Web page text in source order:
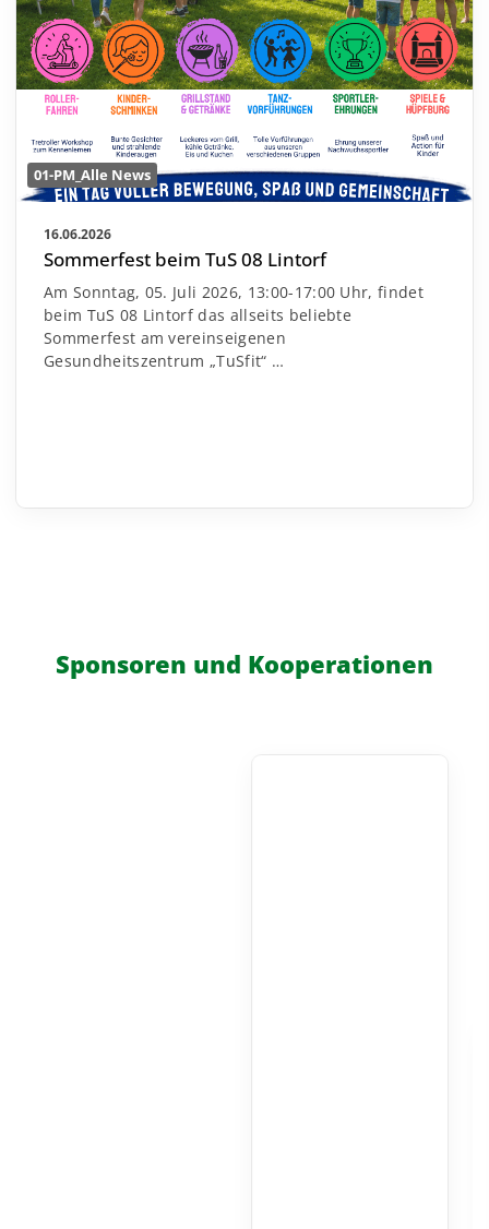
01-PM_Alle News
16.06.2026
Sommerfest beim TuS 08 Lintorf
Am Sonntag, 05. Juli 2026, 13:00-17:00 Uhr, findet
beim TuS 08 Lintorf das allseits beliebte
Sommerfest am vereinseigenen
Gesundheitszentrum „TuSfit“ …
Sponsoren und Kooperationen